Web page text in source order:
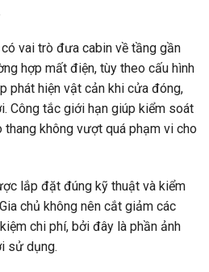
vai trò đưa cabin về tầng gần
hợp mất điện, tùy theo cấu hình
phát hiện vật cản khi cửa đóng,
Công tắc giới hạn giúp kiểm soát
thang không vượt quá phạm vi cho
lắp đặt đúng kỹ thuật và kiểm
chủ không nên cắt giảm các
chi phí, bởi đây là phần ảnh
sử dụng.